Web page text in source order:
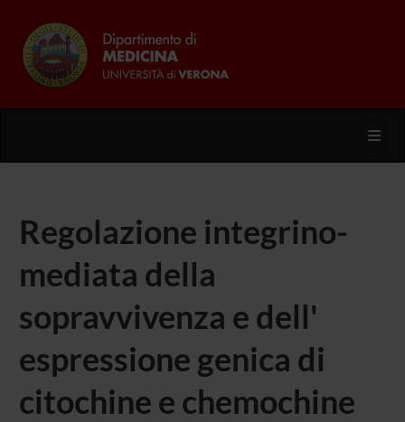
Regolazione integrino-
mediata della
sopravvivenza e dell'
espressione genica di
citochine e chemochine